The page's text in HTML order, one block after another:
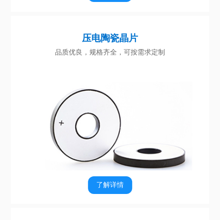
压电陶瓷晶片
品质优良，规格齐全，可按需求定制
了解详情